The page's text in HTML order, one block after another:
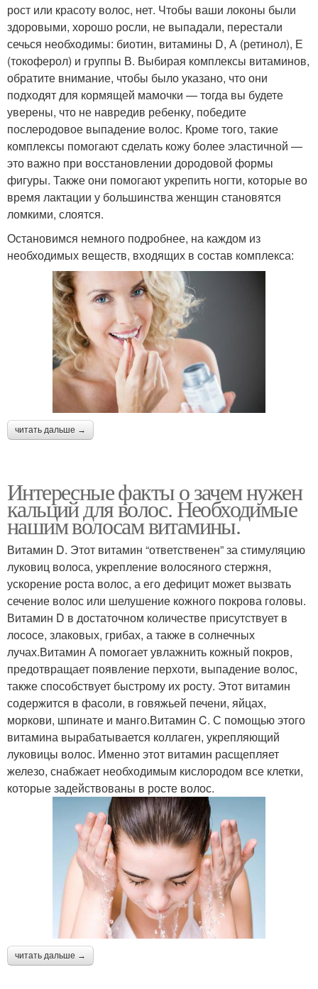
рост или красоту волос, нет. Чтобы ваши локоны были
здоровыми, хорошо росли, не выпадали, перестали
сечься необходимы: биотин, витамины D, А (ретинол), Е
(токоферол) и группы В. Выбирая комплексы витаминов,
обратите внимание, чтобы было указано, что они
подходят для кормящей мамочки — тогда вы будете
уверены, что не навредив ребенку, победите
послеродовое выпадение волос. Кроме того, такие
комплексы помогают сделать кожу более эластичной —
это важно при восстановлении дородовой формы
фигуры. Также они помогают укрепить ногти, которые во
время лактации у большинства женщин становятся
ломкими, слоятся.
Остановимся немного подробнее, на каждом из
необходимых веществ, входящих в состав комплекса:
читать дальше →
Интересные факты о зачем нужен
кальций для волос. Необходимые
нашим волосам витамины.
Витамин D. Этот витамин “ответственен” за стимуляцию
луковиц волоса, укрепление волосяного стержня,
ускорение роста волос, а его дефицит может вызвать
сечение волос или шелушение кожного покрова головы.
Витамин D в достаточном количестве присутствует в
лососе, злаковых, грибах, а также в солнечных
лучах.Витамин А помогает увлажнить кожный покров,
предотвращает появление перхоти, выпадение волос,
также способствует быстрому их росту. Этот витамин
содержится в фасоли, в говяжьей печени, яйцах,
моркови, шпинате и манго.Витамин C. С помощью этого
витамина вырабатывается коллаген, укрепляющий
луковицы волос. Именно этот витамин расщепляет
железо, снабжает необходимым кислородом все клетки,
которые задействованы в росте волос.
читать дальше →